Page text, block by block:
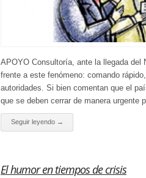
APOYO Consultoría, ante la llegada del
frente a este fenómeno: comando
autoridades. Si bien comentan que el
que se deben cerrar de manera urgente
Seguir leyendo →
El humor en tiempos de crisis